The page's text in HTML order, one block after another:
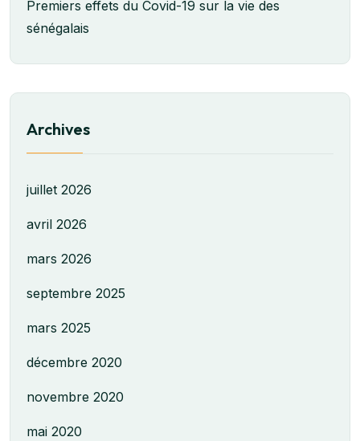
Premiers effets du Covid-19 sur la vie des
sénégalais
Archives
juillet 2026
avril 2026
mars 2026
septembre 2025
mars 2025
décembre 2020
novembre 2020
mai 2020